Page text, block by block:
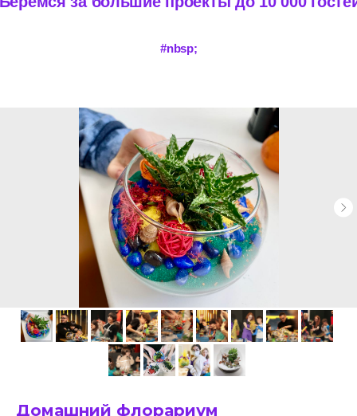
ФОТО И КЕЙСЫ
КОРПОРАТИВНЫМ КЛИЕНТАМ
#nbsp;
Домашний флорариум